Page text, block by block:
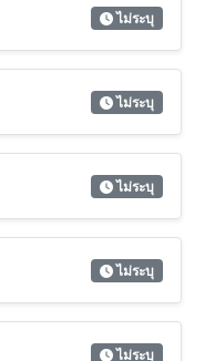
ไม่ระบุ
ไม่ระบุ
ไม่ระบุ
ไม่ระบุ
ไม่ระบุ